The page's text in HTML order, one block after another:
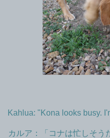
Kahlua: "Kona looks busy.
カルア：「コナは忙しそう